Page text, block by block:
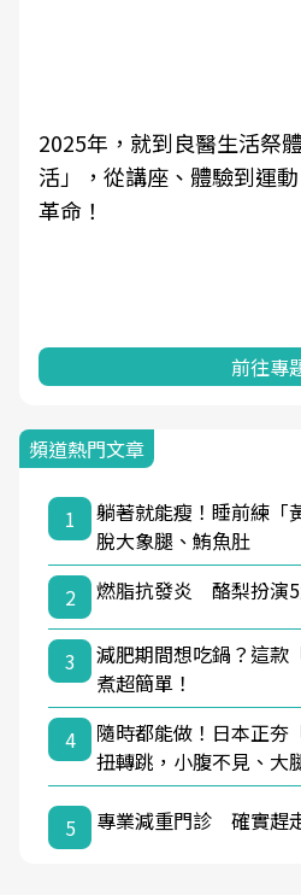
2025年，就到良醫生活祭
活」，從講座、體驗到運
革命！
前往專
頻道熱門文章
1
躺著就能瘦！睡前練「
脫大象腿、鮪魚肚
2
燃脂抗發炎 酪梨扮演
3
減肥期間想吃鍋？這款
煮超簡單！
4
隨時都能做！日本正夯
扭轉跳，小腹不見、大
5 專業減重門診 確實趕